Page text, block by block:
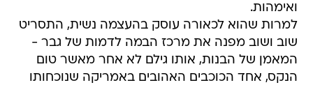
ואימהות.
למרות שהוא לכאורה עוסק בהעצמה נשית, התסריט
שוב ושוב מפנה את מרכז הבמה לדמות של גבר -
המאמן של הבנות, אותו גילם לא אחר מאשר טום
הנקס, אחד הכוכבים האהובים באמריקה שנוכחותו